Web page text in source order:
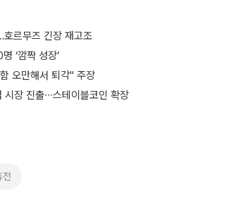
르무즈 긴장 재고조
‘깜짝 성장’
오만해서 퇴각" 주장
장 진출∙∙∙스테이블코인 확장
전